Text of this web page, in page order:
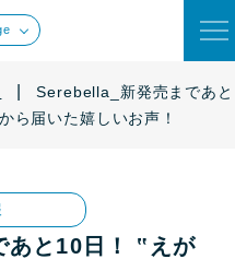
Serebella_新発売まであ
ら届いた嬉しいお声！
と10日！ ‟えが